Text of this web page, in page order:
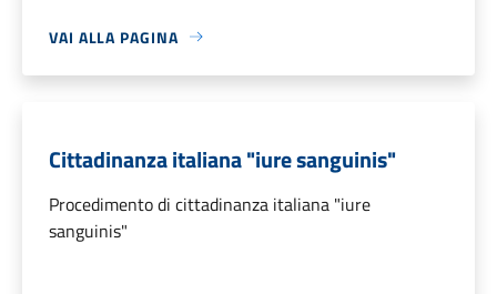
VAI ALLA PAGINA
Cittadinanza italiana "iure sanguinis"
Procedimento di cittadinanza italiana "iure
sanguinis"